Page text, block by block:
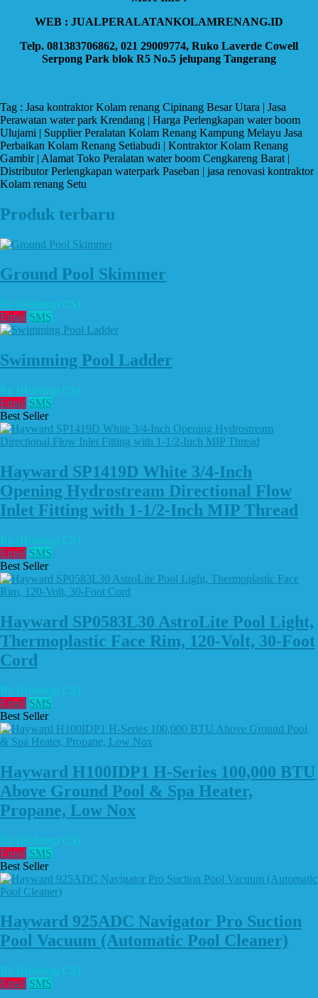
WEB : JUALPERALATANKOLAMRENANG.ID
Telp. 081383706862, 021 29009774, Ruko Laverde Cowell
Serpong Park blok R5 No.5 jelupang Tangerang
Tag : Jasa kontraktor Kolam renang Cipinang Besar Utara | Jasa
Perawatan water park Krendang | Harga Perlengkapan water boom
Ulujami | Supplier Peralatan Kolam Renang Kampung Melayu Jasa
Perbaikan Kolam Renang Setiabudi | Kontraktor Kolam Renang
Gambir | Alamat Toko Peralatan water boom Cengkareng Barat |
Distributor Perlengkapan waterpark Paseban | jasa renovasi kontraktor
Kolam renang Setu
Produk terbaru
Ground Pool Skimmer
Rp (Hubungi CS)
Email SMS
Swimming Pool Ladder
Rp (Hubungi CS)
Email SMS
Best Seller
Hayward SP1419D White 3/4-Inch
Opening Hydrostream Directional Flow
Inlet Fitting with 1-1/2-Inch MIP Thread
Rp (Hubungi CS)
Email SMS
Best Seller
Hayward SP0583L30 AstroLite Pool Light,
Thermoplastic Face Rim, 120-Volt, 30-Foot
Cord
Rp (Hubungi CS)
Email SMS
Best Seller
Hayward H100IDP1 H-Series 100,000 BTU
Above Ground Pool & Spa Heater,
Propane, Low Nox
Rp (Hubungi CS)
Email SMS
Best Seller
Hayward 925ADC Navigator Pro Suction
Pool Vacuum (Automatic Pool Cleaner)
Rp (Hubungi CS)
Email SMS